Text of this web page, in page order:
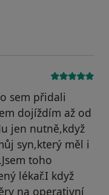
účet byl odstraněn
sem přidali
dojíždím až od
jen nutně,když
syn,který měl i
toho
lékař.I když
na operativní